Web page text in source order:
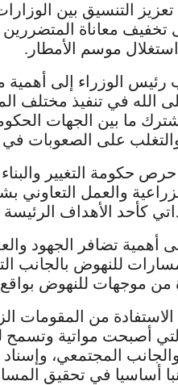
التنسيق بين
تخفيف معاناة
موسم الأمطار.
رئيس الوزراء إلى أهمية
الله في تنفيذ مختلف
ما بين الجهات
والتغلب على الصعوبات
حكومة التغيير
الزراعية والعمل
كأحد الأهداف الرئيسة لثورة الـ 21 من
أهمية تضافر الجهود
للنهوض بالجانب
من موجهات للنهوض
من المقومات
أصبحت مواتية وتسمح
والجانب المجتمعي،
أساسيا في تحقيق